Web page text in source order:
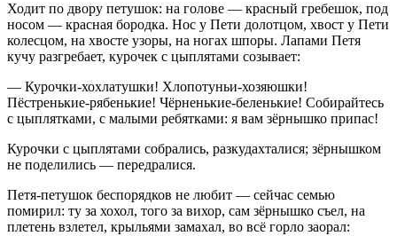
Ходит по двору петушок: на голове — красный гребешок, под
носом — красная бородка. Нос у Пети долотцом, хвост у Пети
колесцом, на хвосте узоры, на ногах шпоры. Лапами Петя
кучу разгребает, курочек с цыплятами созывает:
— Курочки-хохлатушки! Хлопотуньи-хозяюшки!
Пёстренькие-рябенькие! Чёрненькие-беленькие! Собирайтесь
с цыплятками, с малыми ребятками: я вам зёрнышко припас!
Курочки с цыплятами собрались, разкудахталися; зёрнышком
не поделились — передралися.
Петя-петушок беспорядков не любит — сейчас семью
помирил: ту за хохол, того за вихор, сам зёрнышко съел, на
плетень взлетел, крыльями замахал, во всё горло заорал: